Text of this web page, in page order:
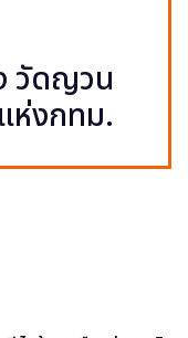
วัดญวน
ห่งกทม.